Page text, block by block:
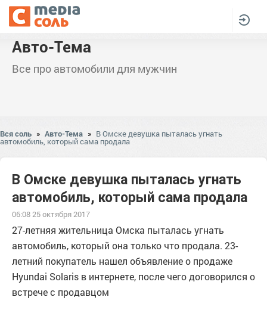
Авто-Тема
Все про автомобили для мужчин
Вся соль » Авто-Тема » В Омске девушка пыталась угнать
автомобиль, который сама продала
В Омске девушка пыталась угнать
автомобиль, который сама продала
06:08 25 октября 2017
27-летняя жительница Омска пыталась угнать
автомобиль, который она только что продала. 23-
летний покупатель нашел объявление о продаже
Hyundai Solaris в интернете, после чего договорился о
встрече с продавцом